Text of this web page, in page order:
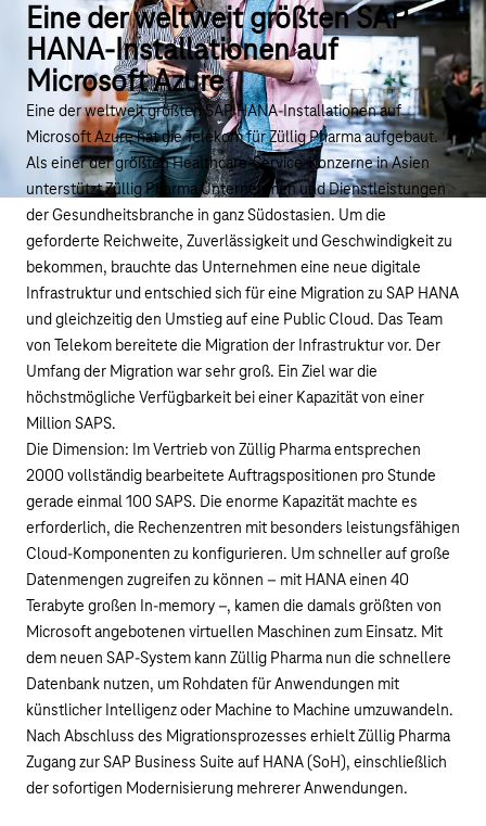
Eine der weltweit größten SAP
HANA-Installationen auf
Microsoft Azure
Eine der weltweit größten SAP HANA-Installationen auf
Microsoft Azure hat die Telekom fürZüllig Pharmaaufgebaut.
Als einer der größten Healthcare-Service-Konzerne in Asien
unterstützt Züllig Pharma Unternehmen und Dienstleistungen
der Gesundheitsbranche in ganz Südostasien. Um die
geforderte Reichweite, Zuverlässigkeit und Geschwindigkeit zu
bekommen, brauchte das Unternehmen eine neue digitale
Infrastruktur und entschied sich für eine Migration zu SAP HANA
und gleichzeitig den Umstieg auf eine Public Cloud. Das Team
von Telekom bereitete die Migration der Infrastruktur vor. Der
Umfang der Migration war sehr groß. Ein Ziel war die
höchstmögliche Verfügbarkeit bei einer Kapazität von einer
Million SAPS.
Die Dimension: Im Vertrieb von Züllig Pharma entsprechen
2000 vollständig bearbeitete Auftragspositionen pro Stunde
gerade einmal 100 SAPS. Die enorme Kapazität machte es
erforderlich, die Rechenzentren mit besonders leistungsfähigen
Cloud-Komponenten zu konfigurieren. Um schneller auf große
Datenmengen zugreifen zu können – mit HANA einen 40
Terabyte großen In-memory –, kamen die damals größten von
Microsoft angebotenen virtuellen Maschinen zum Einsatz. Mit
dem neuen SAP-System kann Züllig Pharma nun die schnellere
Datenbank nutzen, um Rohdaten für Anwendungen mit
künstlicher Intelligenz oder Machine to Machine umzuwandeln.
Nach Abschluss des Migrationsprozesses erhielt Züllig Pharma
Zugang zur SAP Business Suite auf HANA (SoH), einschließlich
der sofortigen Modernisierung mehrerer Anwendungen.